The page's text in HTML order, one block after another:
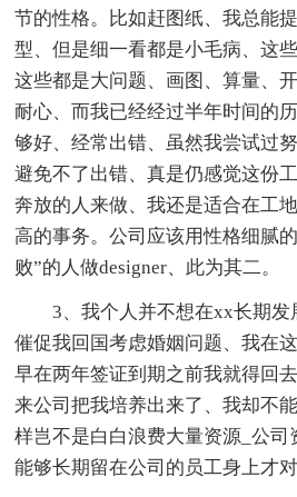
节的性格。比如赶图纸、我总能
型、但是细一看都是小毛病、这
这些都是大问题、画图、算量、
耐心、而我已经经过半年时间的
够好、经常出错、虽然我尝试过
避免不了出错、真是仍感觉这份
奔放的人来做、我还是适合在工
高的事务。公司应该用性格细腻
败”的人做designer、此为其二。
3、我个人并不想在xx长期
催促我回国考虑婚姻问题、我在
早在两年签证到期之前我就得回
来公司把我培养出来了、我却不
样岂不是白白浪费大量资源_公
能够长期留在公司的员工身上才对